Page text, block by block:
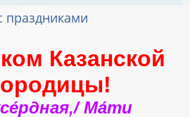
праздниками
Казанской
Ма́ти